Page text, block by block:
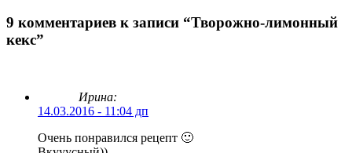
9 комментариев к записи “Творожно-лимонный
кекс”
Ирина:
14.03.2016 - 11:04 дп
Очень понравился рецепт 🙂